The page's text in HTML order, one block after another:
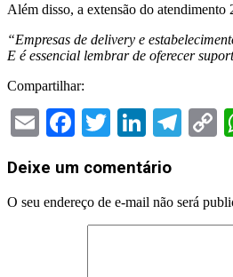
Além disso, a extensão do atendimento
“Empresas de delivery e
E é essencial lembrar de oferecer
Compartilhar:
EmailFacebook
Twitter
2024-
11-
18
Deixe um comentário
O seu endereço de e-mail não será